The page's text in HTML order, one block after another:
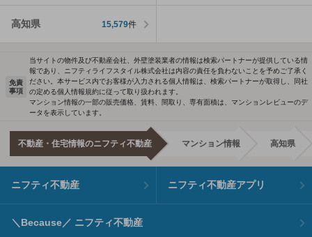
高知県 15,579件
免責
事項
当サイトの物件及び不動産会社、外壁塗装業者の情報は検索パートナーが提供している情
報であり、ニフティライフスタイル株式会社は内容の責任を負わないことを予めご了承く
ださい。本サービス内でお客様が入力される個人情報は、検索パートナーが取得し、同社
の定める個人情報規約に従って取り扱われます。
マンション情報の一部の販売価格、賃料、間取り、専有面積は、マンションレビューのデ
ータを表示しています。
不動産・住宅情報のニフティ不動産 マンション情報 高知県
ニフティ不動産 ニフティ不動産アプリ
＼Because／ ニフティ不動産